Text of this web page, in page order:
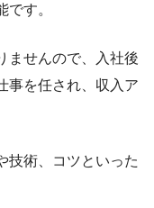
す。
ませんので、入社後
事を任され、収入ア
技術、コツといった